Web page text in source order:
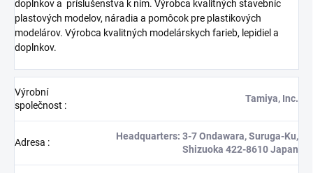
doplnkov a príslušenstva k nim. Výrobca kvalitných stavebníc
plastových modelov, náradia a pomôcok pre plastikových
modelárov. Výrobca kvalitných modelárskych farieb, lepidiel a
doplnkov.
Výrobní
společnost :
Tamiya, Inc.
Adresa :
Headquarters: 3-7 Ondawara, Suruga-Ku,
Shizuoka 422-8610 Japan